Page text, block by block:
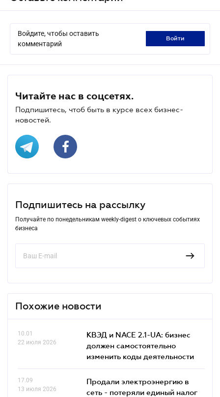
Войдите, чтобы оставить
комментарий
войти
Читайте нас в соцсетях.
Подпишитесь, чтоб быть в курсе всех бизнес-
новостей.
Подпишитесь на рассылку
Получайте по понедельникам weekly-digest о ключевых событиях
бизнеса
Похожие новости
10.01
22 июля 2026
КВЭД и NACE 2.1-UA: бизнес
должен самостоятельно
изменить коды деятельности
17.09
13 июля 2026
Продали электроэнергию в
сеть - потеряли единый налог